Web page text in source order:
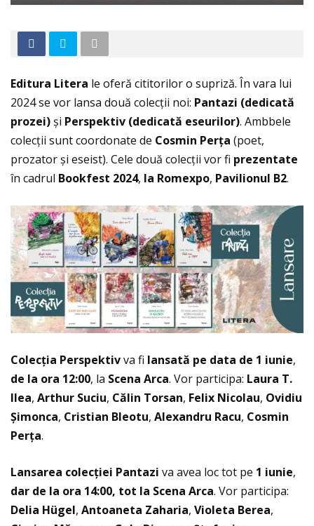
Editura Litera le oferă cititorilor o supriză. În vara lui
2024 se vor lansa două colecţii noi: Pantazi (dedicată
prozei)și Perspektiv (dedicată eseurilor). Ambbele
colecţii sunt coordonate de Cosmin Perţa (poet,
prozator și eseist). Cele două colecţii vor fi prezentate
în cadrul Bookfest 2024, la Romexpo, Pavilionul B2.
Colecţia Perspektivva fi lansată pe data de 1 iunie,
de la ora 12:00, la Scena Arca. Vor participa: Laura T.
Ilea, Arthur Suciu, Călin Torsan, Felix Nicolau, Ovidiu
Șimonca, Cristian Bleotu, Alexandru Racu, Cosmin
Perța.
Lansarea colecţiei Pantazi va avea loc tot pe 1 iunie,
dar de la ora 14:00, tot la Scena Arca. Vor participa:
Delia Hügel, Antoaneta Zaharia, Violeta Berea,